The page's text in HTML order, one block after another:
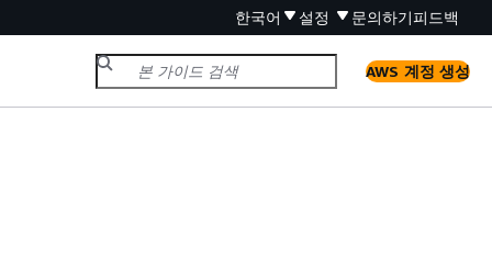
한국어 설정 문의하기피드백
AWS 계정 생성